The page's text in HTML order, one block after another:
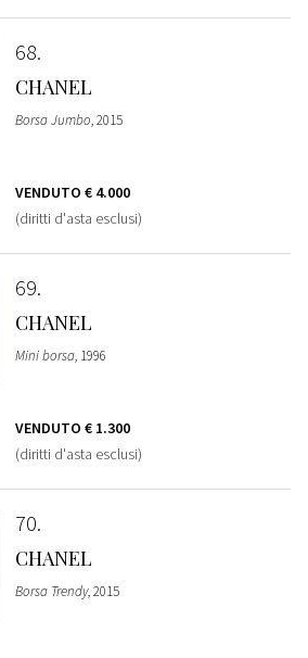
68
CHANEL
Borsa Jumbo, 2015
VENDUTO € 4.000
(diritti d'asta esclusi)
69
CHANEL
Mini borsa, 1996
VENDUTO € 1.300
(diritti d'asta esclusi)
70
CHANEL
Borsa Trendy, 2015